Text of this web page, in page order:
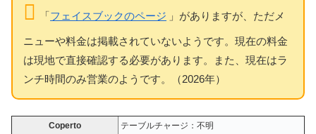
「 フェイスブックのページ 」がありますが、ただメ
ニューや料金は掲載されていないようです。現在の料金
は現地で直接確認する必要があります。また、現在はラ
ンチ時間のみ営業のようです。（2026年）
Coperto
テーブルチャージ：不明